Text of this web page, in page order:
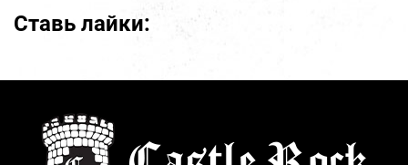
Ставь лайки: